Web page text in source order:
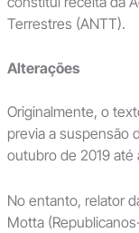
Terrestres (ANTT).
Alterações
Originalmente, o
previa a suspensão
outubro de 2019 até
No entanto, relator
Motta